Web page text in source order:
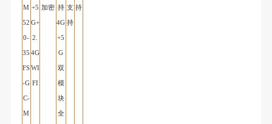
M
52
0-
35
FS
-G
C-
M
+5
G+
2.
4G
WI
FI
加密 持
4G
+5
G
双
模
块
全
支
持
持